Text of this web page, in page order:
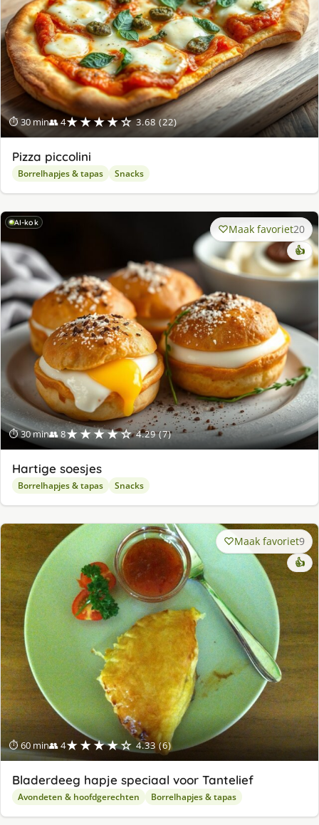
⏱ 30 min👥 4★★★★☆ 3.68 (22)
Pizza piccolini
Borrelhapjes & tapas Snacks
AI-kok
⏱ 30 min👥 8★★★★☆ 4.29 (7)
Maak favoriet20
👍
Hartige soesjes
Borrelhapjes & tapas Snacks
⏱ 60 min👥 4★★★★☆ 4.33 (6)
Maak favoriet9
👍
Bladerdeeg hapje speciaal voor Tantelief
Avondeten & hoofdgerechten Borrelhapjes & tapas